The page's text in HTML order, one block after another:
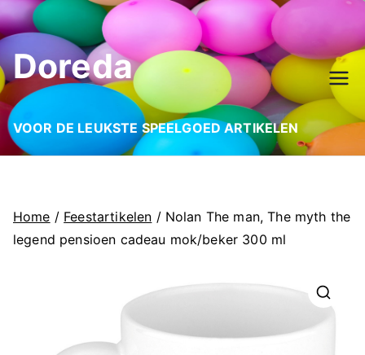
Ga
naar
de
inhoud
Doreda
VOOR DE LEUKSTE SPEELGOED ARTIKELEN
Home / Feestartikelen / Nolan The man, The myth the
legend pensioen cadeau mok/beker 300 ml